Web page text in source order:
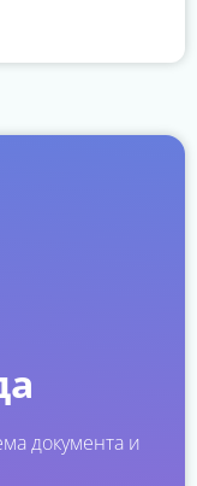
документа и